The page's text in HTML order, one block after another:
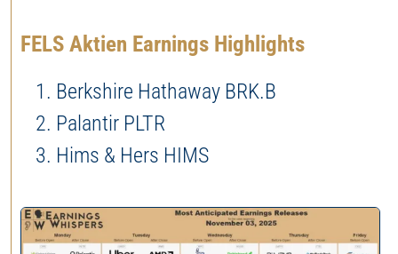
FELS Aktien Earnings Highlights
Berkshire Hathaway BRK.B
Palantir PLTR
Hims & Hers HIMS